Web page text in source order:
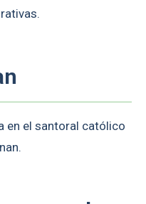
en el santoral católico